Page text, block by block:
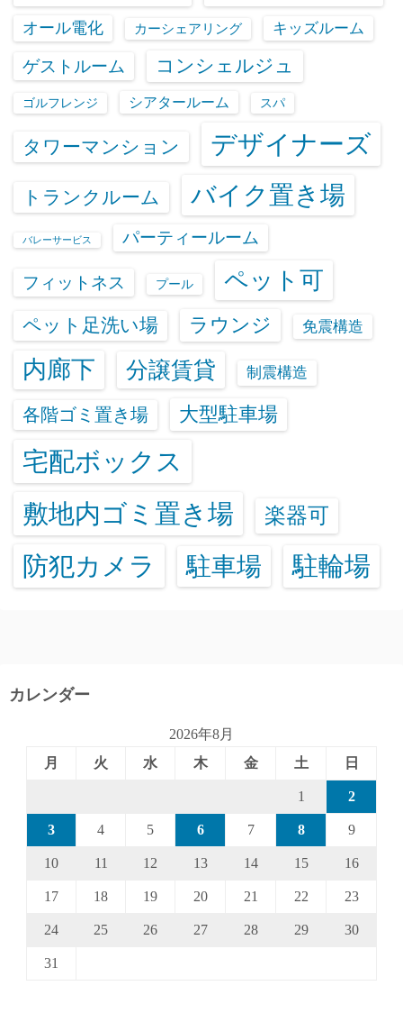
オール電化 カーシェアリング キッズルーム
ゲストルーム コンシェルジュ
ゴルフレンジ シアタールーム スパ
タワーマンション デザイナーズ
トランクルーム バイク置き場
バレーサービス パーティールーム
フィットネス プール ペット可
ペット足洗い場 ラウンジ 免震構造
内廊下 分譲賃貸 制震構造
各階ゴミ置き場 大型駐車場
宅配ボックス
敷地内ゴミ置き場
楽器可
防犯カメラ 駐車場 駐輪場
カレンダー
2026年8月
月
火 水 木 金 土 日
1 2
3 4 5 6 7 8 9
10 11 12 13 14 15 16
17 18 19 20 21 22 23
24 25 26 27 28 29 30
31